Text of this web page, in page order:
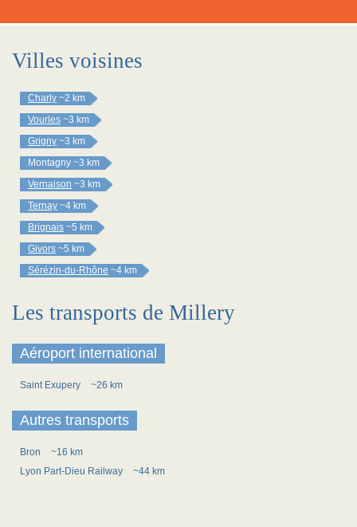
Villes voisines
Charly ~2 km
Vourles ~3 km
Grigny ~3 km
Montagny ~3 km
Vernaison ~3 km
Ternay ~4 km
Brignais ~5 km
Givors ~5 km
Sérézin-du-Rhône ~4 km
Les transports de Millery
Aéroport international
Saint Exupery ~26 km
Autres transports
Bron
~16 km
Lyon Part-Dieu Railway
~44 km